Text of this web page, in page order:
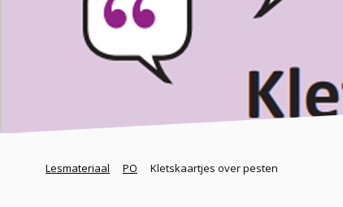
Lesmateriaal PO Kletskaartjes over pesten